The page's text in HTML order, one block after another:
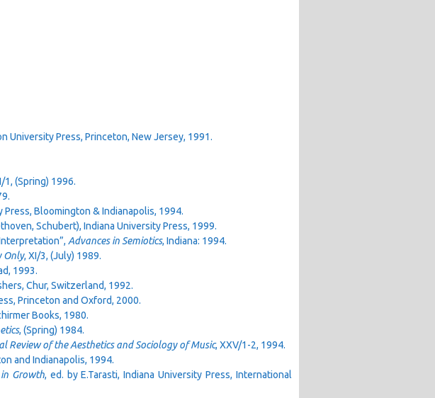
University Press, Princeton, New Jersey, 1991.
1, (Spring) 1996.
Press, Bloomington & Indianapolis, 1994.
Schubert), Indiana University Press, 1999.
Advances in Semiotics, Indiana: 1994.
Only, XI/3, (July) 1989.
1993.
Chur, Switzerland, 1992.
Princeton and Oxford, 2000.
Books, 1980.
, (Spring) 1984.
Review of the Aesthetics and Sociology of Music, XXV/1-2, 1994.
and Indianapolis, 1994.
Growth, ed. by E.Tarasti, Indiana University Press, International